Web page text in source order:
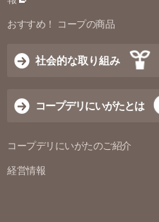
おすすめ！ コープの商品
社会的な取り組み
コープデリにいがたとは
コープデリにいがたのご紹介
経営情報